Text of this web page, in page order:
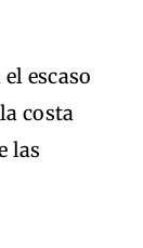
escaso
costa
las